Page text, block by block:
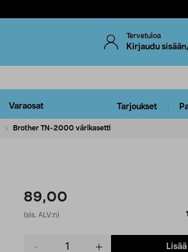
Tervetuloa
Kirjaudu
Varaosat Tarjoukset
Brother TN-2000 värikasetti
89,00
(sis. ALV:n)